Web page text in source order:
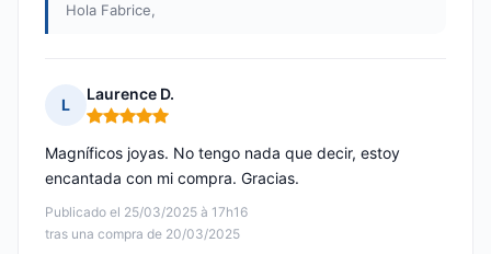
Hola Fabrice,
L
Laurence D.
Nota: 5 de 5
Publicado el 25/03/2025 à 17h16
tras una compra de 20/03/2025
Magníficos joyas. No tengo nada que decir, estoy
encantada con mi compra. Gracias.